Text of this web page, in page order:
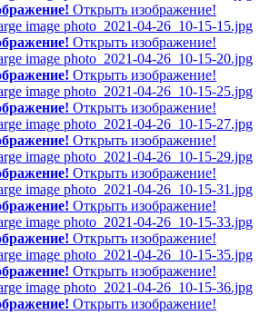
Открыть изображение!
Открыть изображение!
Открыть изображение!
Открыть изображение!
Открыть изображение!
Открыть изображение!
Открыть изображение!
Открыть изображение!
Открыть изображение!
Открыть изображение!